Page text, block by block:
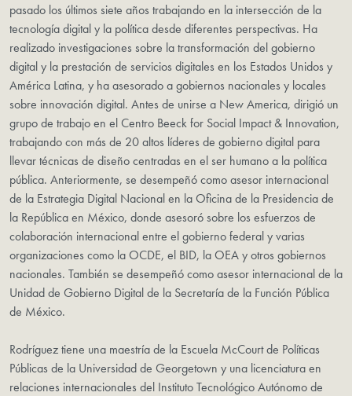
pasado los últimos siete años trabajando en la intersección de la
tecnología digital y la política desde diferentes perspectivas. Ha
realizado investigaciones sobre la transformación del gobierno
digital y la prestación de servicios digitales en los Estados Unidos y
América Latina, y ha asesorado a gobiernos nacionales y locales
sobre innovación digital. Antes de unirse a New America, dirigió un
grupo de trabajo en el Centro Beeck for Social Impact & Innovation,
trabajando con más de 20 altos líderes de gobierno digital para
llevar técnicas de diseño centradas en el ser humano a la política
pública. Anteriormente, se desempeñó como asesor internacional
de la Estrategia Digital Nacional en la Oficina de la Presidencia de
la República en México, donde asesoró sobre los esfuerzos de
colaboración internacional entre el gobierno federal y varias
organizaciones como la OCDE, el BID, la OEA y otros gobiernos
nacionales. También se desempeñó como asesor internacional de la
Unidad de Gobierno Digital de la Secretaría de la Función Pública
de México.
Rodríguez tiene una maestría de la Escuela McCourt de Políticas
Públicas de la Universidad de Georgetown y una licenciatura en
relaciones internacionales del Instituto Tecnológico Autónomo de